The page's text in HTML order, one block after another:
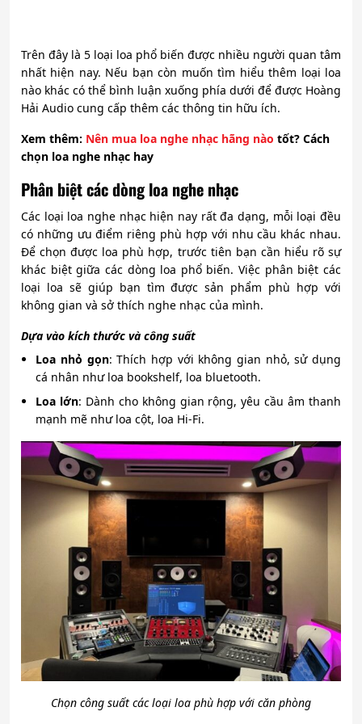
Trên đây là 5 loại loa phổ biến được nhiều người quan tâm
nhất hiện nay. Nếu bạn còn muốn tìm hiểu thêm loại loa
nào khác có thể bình luận xuống phía dưới để được Hoàng
Hải Audio cung cấp thêm các thông tin hữu ích.
Xem thêm: Nên mua loa nghe nhạc hãng nào tốt? Cách
chọn loa nghe nhạc hay
Phân biệt các dòng loa nghe nhạc
Các loại loa nghe nhạc hiện nay rất đa dạng, mỗi loại đều
có những ưu điểm riêng phù hợp với nhu cầu khác nhau.
Để chọn được loa phù hợp, trước tiên bạn cần hiểu rõ sự
khác biệt giữa các dòng loa phổ biến. Việc phân biệt các
loại loa sẽ giúp bạn tìm được sản phẩm phù hợp với
không gian và sở thích nghe nhạc của mình.
Dựa vào kích thước và công suất
Loa nhỏ gọn: Thích hợp với không gian nhỏ, sử dụng
cá nhân như loa bookshelf, loa bluetooth.
Loa lớn: Dành cho không gian rộng, yêu cầu âm thanh
mạnh mẽ như loa cột, loa Hi-Fi.
Chọn công suất các loại loa phù hợp với căn phòng